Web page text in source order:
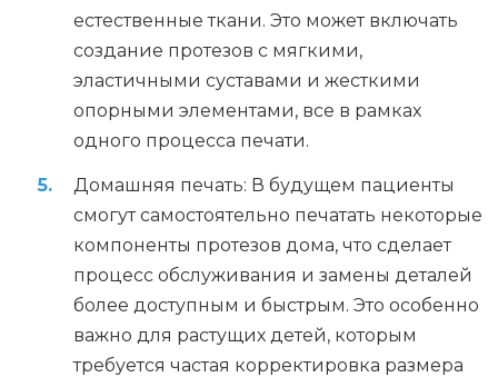
естественные ткани. Это может включать
создание протезов с мягкими,
эластичными суставами и жесткими
опорными элементами, все в рамках
одного процесса печати.
Домашняя печать: В будущем пациенты
смогут самостоятельно печатать некоторые
компоненты протезов дома, что сделает
процесс обслуживания и замены деталей
более доступным и быстрым. Это особенно
важно для растущих детей, которым
требуется частая корректировка размера